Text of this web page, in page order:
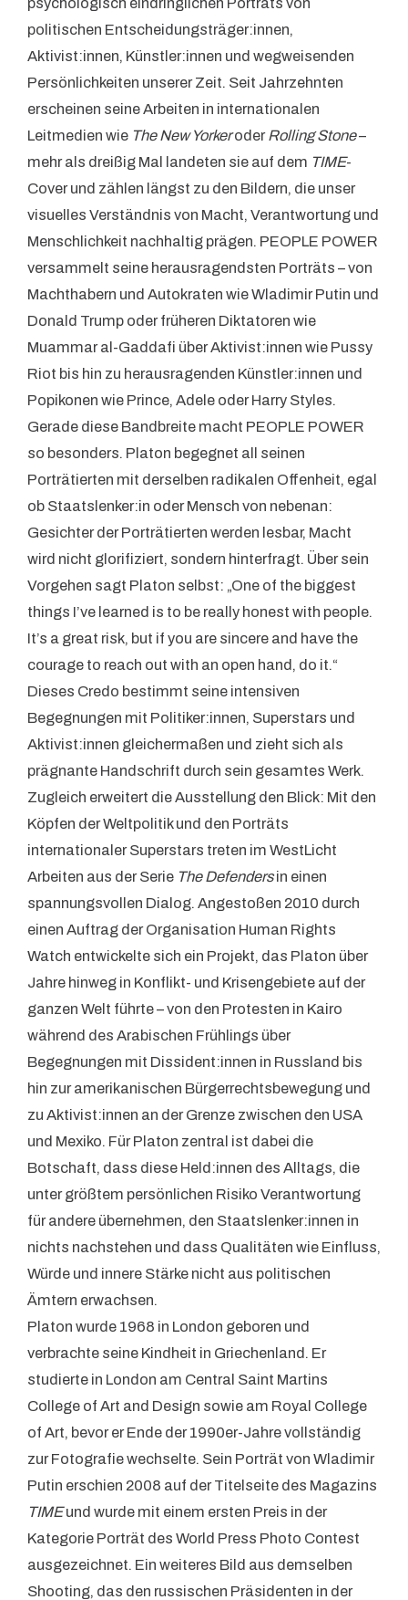
politischen Entscheidungsträger:innen,
Aktivist:innen, Künstler:innen und wegweisenden
Persönlichkeiten unserer Zeit. Seit Jahrzehnten
erscheinen seine Arbeiten in internationalen
Leitmedien wie The New YorkeroderRolling Stone–
mehr als dreißig Mal landeten sie auf dem TIME-
Cover und zählen längst zu den Bildern, die unser
visuelles Verständnis von Macht, Verantwortung und
Menschlichkeit nachhaltig prägen. PEOPLE POWER
versammelt seine herausragendsten Porträts – von
Machthabern und Autokraten wie Wladimir Putin und
Donald Trump oder früheren Diktatoren wie
Muammar al-Gaddafi über Aktivist:innen wie Pussy
Riot bis hin zu herausragenden Künstler:innen und
Popikonen wie Prince, Adele oder Harry Styles.
Gerade diese Bandbreite macht PEOPLE POWER
so besonders. Platon begegnet all seinen
Porträtierten mit derselben radikalen Offenheit, egal
ob Staatslenker:in oder Mensch von nebenan:
Gesichter der Porträtierten werden lesbar, Macht
wird nicht glorifiziert, sondern hinterfragt. Über sein
Vorgehen sagt Platon selbst: „One of the biggest
things I’ve learned is to be really honest with people.
It’s a great risk, but if you are sincere and have the
courage to reach out with an open hand, do it.“
Dieses Credo bestimmt seine intensiven
Begegnungen mit Politiker:innen, Superstars und
Aktivist:innen gleichermaßen und zieht sich als
prägnante Handschrift durch sein gesamtes Werk.
Zugleich erweitert die Ausstellung den Blick: Mit den
Köpfen der Weltpolitik und den Porträts
internationaler Superstars treten im WestLicht
Arbeiten aus der Serie The Defendersin einen
spannungsvollen Dialog. Angestoßen 2010 durch
einen Auftrag der Organisation Human Rights
Watch entwickelte sich ein Projekt, das Platon über
Jahre hinweg in Konflikt- und Krisengebiete auf der
ganzen Welt führte – von den Protesten in Kairo
während des Arabischen Frühlings über
Begegnungen mit Dissident:innen in Russland bis
hin zur amerikanischen Bürgerrechtsbewegung und
zu Aktivist:innen an der Grenze zwischen den USA
und Mexiko. Für Platon zentral ist dabei die
Botschaft, dass diese Held:innen des Alltags, die
unter größtem persönlichen Risiko Verantwortung
für andere übernehmen, den Staatslenker:innen in
nichts nachstehen und dass Qualitäten wie Einfluss,
Würde und innere Stärke nicht aus politischen
Ämtern erwachsen.
Platon wurde 1968 in London geboren und
verbrachte seine Kindheit in Griechenland. Er
studierte in London am Central Saint Martins
College of Art and Design sowie am Royal College
of Art, bevor er Ende der 1990er-Jahre vollständig
zur Fotografie wechselte. Sein Porträt von Wladimir
Putin erschien 2008 auf der Titelseite des Magazins
TIMEund wurde mit einem ersten Preis in der
Kategorie Porträt des World Press Photo Contest
ausgezeichnet. Ein weiteres Bild aus demselben
Shooting, das den russischen Präsidenten in der